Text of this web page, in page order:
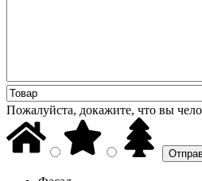
Пожалуйста, докажите, что вы